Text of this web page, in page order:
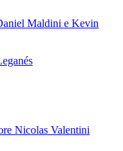
Maldini e Kevin
Nicolas Valentini